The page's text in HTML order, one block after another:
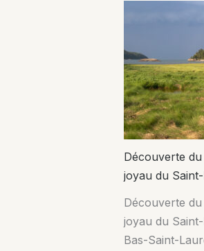
Découverte
joyau du
Découverte
joyau du
Bas-Saint-